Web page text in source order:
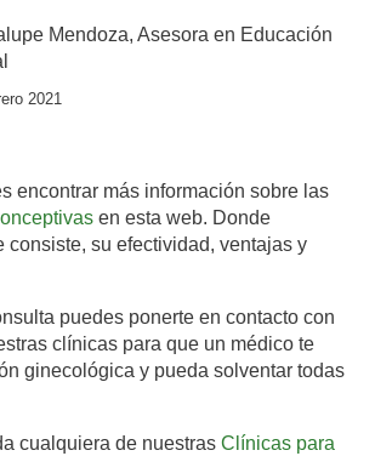
Mendoza, Asesora en Educación
2021
encontrar más información sobre las
en esta web. Donde
consiste, su efectividad, ventajas y
puedes ponerte en contacto con
clínicas para que un médico te
ginecológica y pueda solventar todas
cualquiera de nuestras Clínicas para